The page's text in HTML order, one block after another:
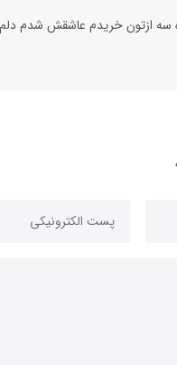
ازتون خریدم عاشقش شدم دلم